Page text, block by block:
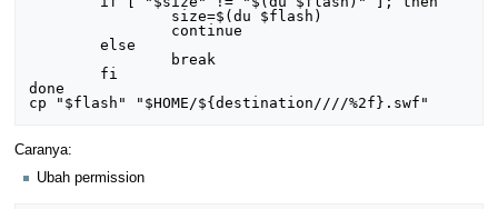
	else
done
Caranya:
Ubah permission